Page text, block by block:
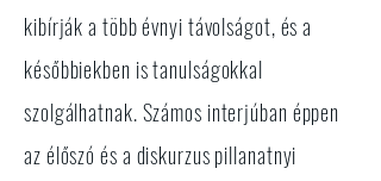
kibírják a több évnyi távolságot, és a
későbbiekben is tanulságokkal
szolgálhatnak. Számos interjúban éppen
az élőszó és a diskurzus pillanatnyi